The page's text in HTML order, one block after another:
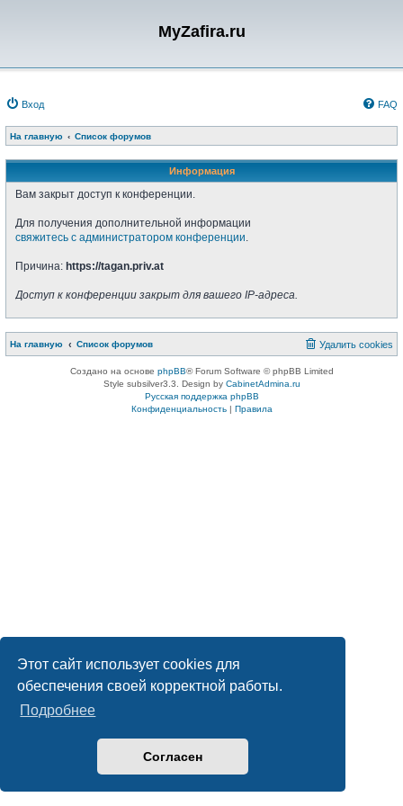
Этот сайт использует cookies для
обеспечения своей корректной работы.
Подробнее
Согласен
MyZafira.ru
Вход FAQ
На главную Список форумов
Информация
Вам закрыт доступ к конференции.
Для получения дополнительной информации
свяжитесь с администратором конференции.
Причина: https://tagan.priv.at
Доступ к конференции закрыт для вашего IP-адреса.
На главную Список форумов Удалить cookies
Создано на основе phpBB® Forum Software © phpBB Limited
Style subsilver3.3. Design by CabinetAdmina.ru
Русская поддержка phpBB
Конфиденциальность| Правила